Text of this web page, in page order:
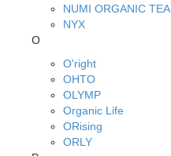
NUMI ORGANIC TEA
NYX
O
O'right
OHTO
OLYMP
Organic Life
ORising
ORLY